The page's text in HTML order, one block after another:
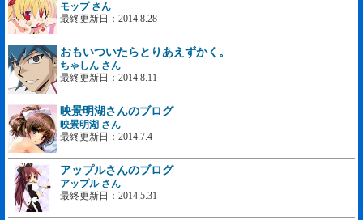
モップ さん
最終更新日：2014.8.28
おもいついたらとりあえずかく。
ちゃしん さん
最終更新日：2014.8.11
映景明湖さんのブログ
映景明湖 さん
最終更新日：2014.7.4
アップルさんのブログ
アップル さん
最終更新日：2014.5.31